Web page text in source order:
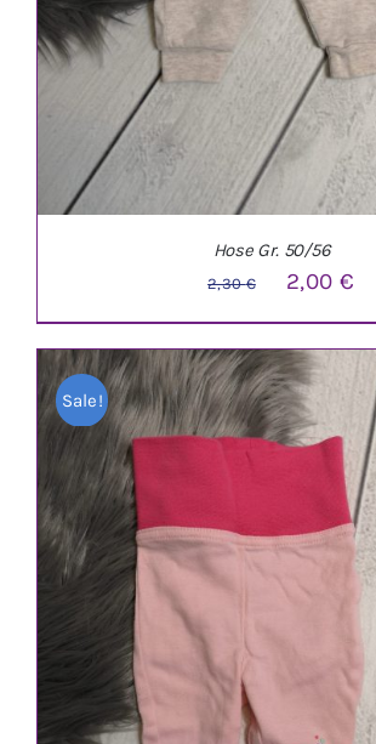
IN DEN WARENKORB /
Hose Gr. 50/56
2,30€
Preis
war:
2,30 €
2,00 €
Sale!